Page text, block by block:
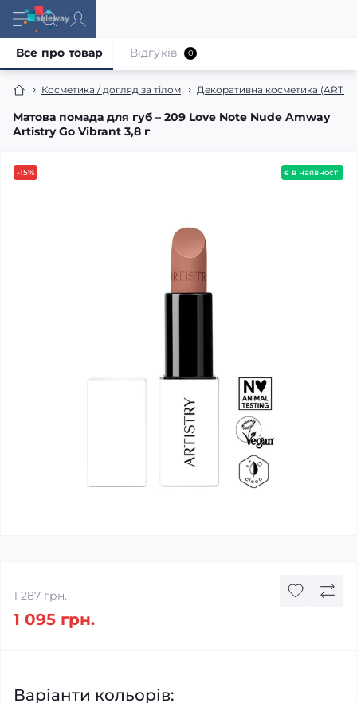
Косметика / догляд за тілом Декоративна косметика
Матова помада для губ – 209 Love Note Nude Amway
Artistry Go Vibrant 3,8 г
Все про товар Відгуків 0
-15% є в наявності
1 287 грн.
1 095 грн.
Варіанти кольорів: